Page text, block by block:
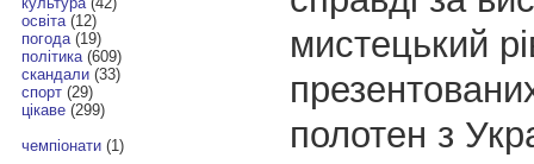
освіта(12)
погода(19)
політика(609)
скандали(33)
спорт(29)
цікаве(299)
чемпіонати(1)
мистецький
полотен з